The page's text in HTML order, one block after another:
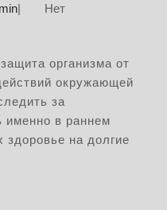
admin
|
Нет
окружающей
за
именно в раннем
здоровье на долгие